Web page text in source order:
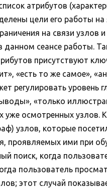
атрибутов
цели его работы
на связи узлов
сеансе работы.
присутствуют
«есть то же самое»,
регулировать уровень
«только
уже осмотренных узлов.
узлов, которые
проявляемых ими при
поиск, когда
пользователь
этот случай